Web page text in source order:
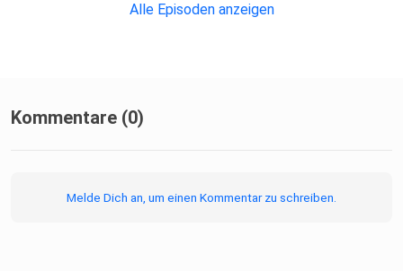
Alle Episoden anzeigen
Kommentare (0)
Melde Dich an, um einen Kommentar zu schreiben.